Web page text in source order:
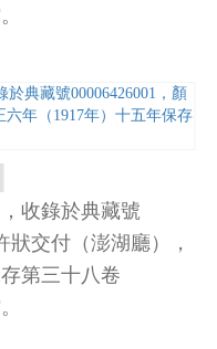
收錄於典藏號
狀交付（澎湖廳），
第三十八卷